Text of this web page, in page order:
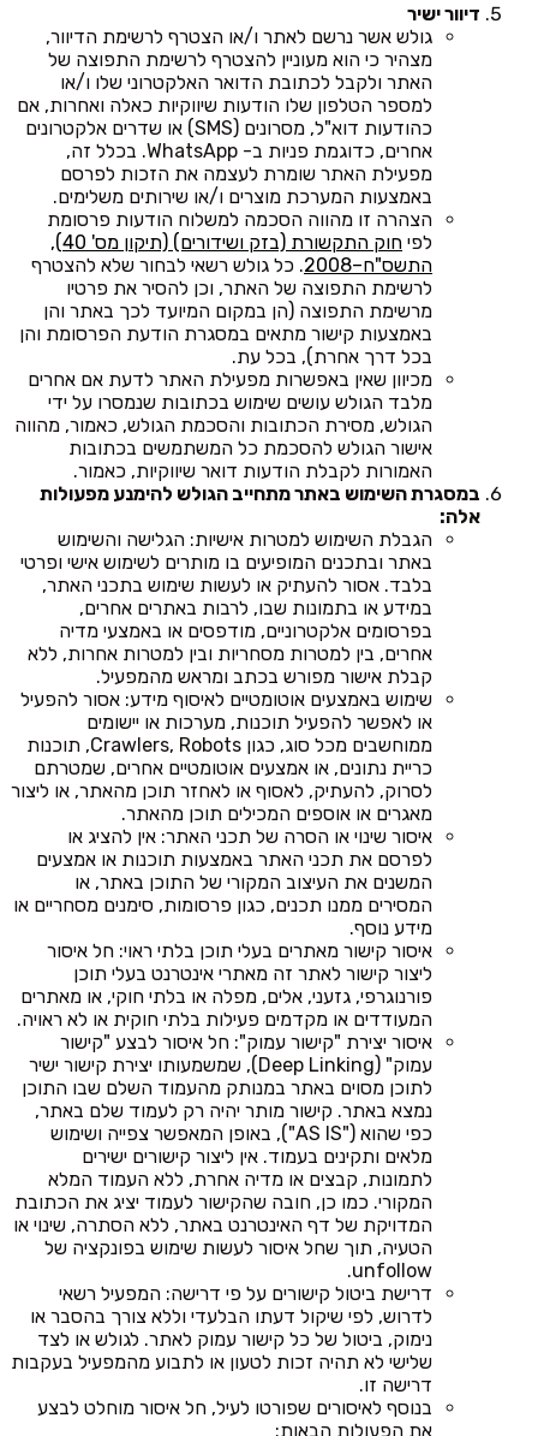
דיוור ישיר
גולש אשר נרשם לאתר ו/או הצטרף לרשימת הדיוור,
מצהיר כי הוא מעוניין להצטרף לרשימת התפוצה של
האתר ולקבל לכתובת הדואר האלקטרוני שלו ו/או
למספר הטלפון שלו הודעות שיווקיות כאלה ואחרות, אם
כהודעות דוא"ל, מסרונים (SMS) או שדרים אלקטרונים
אחרים, כדוגמת פניות ב- WhatsApp. בכלל זה,
מפעילת האתר שומרת לעצמה את הזכות לפרסם
באמצעות המערכת מוצרים ו/או שירותים משלימים.
הצהרה זו מהווה הסכמה למשלוח הודעות פרסומת
לפי
חוק התקשורת (בזק ושידורים) (תיקון מס' 40),
התשס"ח–2008
. כל גולש רשאי לבחור שלא להצטרף
לרשימת התפוצה של האתר, וכן להסיר את פרטיו
מרשימת התפוצה (הן במקום המיועד לכך באתר והן
באמצעות קישור מתאים במסגרת הודעת הפרסומת והן
בכל דרך אחרת), בכל עת.
מכיוון שאין באפשרות מפעילת האתר לדעת אם אחרים
מלבד הגולש עושים שימוש בכתובות שנמסרו על ידי
הגולש, מסירת הכתובות והסכמת הגולש, כאמור, מהווה
אישור הגולש להסכמת כל המשתמשים בכתובות
האמורות לקבלת הודעות דואר שיווקיות, כאמור.
במסגרת השימוש באתר מתחייב הגולש להימנע מפעולות
אלה:
הגבלת השימוש למטרות אישיות: הגלישה והשימוש
באתר ובתכנים המופיעים בו מותרים לשימוש אישי ופרטי
בלבד. אסור להעתיק או לעשות שימוש בתכני האתר,
במידע או בתמונות שבו, לרבות באתרים אחרים,
בפרסומים אלקטרוניים, מודפסים או באמצעי מדיה
אחרים, בין למטרות מסחריות ובין למטרות אחרות, ללא
קבלת אישור מפורש בכתב ומראש מהמפעיל.
שימוש באמצעים אוטומטיים לאיסוף מידע: אסור להפעיל
או לאפשר להפעיל תוכנות, מערכות או יישומים
ממוחשבים מכל סוג, כגון Crawlers, Robots, תוכנות
כריית נתונים, או אמצעים אוטומטיים אחרים, שמטרתם
לסרוק, להעתיק, לאסוף או לאחזר תוכן מהאתר, או ליצור
מאגרים או אוספים המכילים תוכן מהאתר.
איסור שינוי או הסרה של תכני האתר: אין להציג או
לפרסם את תכני האתר באמצעות תוכנות או אמצעים
המשנים את העיצוב המקורי של התוכן באתר, או
המסירים ממנו תכנים, כגון פרסומות, סימנים מסחריים או
מידע נוסף.
איסור קישור מאתרים בעלי תוכן בלתי ראוי: חל איסור
ליצור קישור לאתר זה מאתרי אינטרנט בעלי תוכן
פורנוגרפי, גזעני, אלים, מפלה או בלתי חוקי, או מאתרים
המעודדים או מקדמים פעילות בלתי חוקית או לא ראויה.
איסור יצירת "קישור עמוק": חל איסור לבצע "קישור
עמוק" (Deep Linking), שמשמעותו יצירת קישור ישיר
לתוכן מסוים באתר במנותק מהעמוד השלם שבו התוכן
נמצא באתר. קישור מותר יהיה רק לעמוד שלם באתר,
כפי שהוא ("AS IS"), באופן המאפשר צפייה ושימוש
מלאים ותקינים בעמוד. אין ליצור קישורים ישירים
לתמונות, קבצים או מדיה אחרת, ללא העמוד המלא
המקורי. כמו כן, חובה שהקישור לעמוד יציג את הכתובת
המדויקת של דף האינטרנט באתר, ללא הסתרה, שינוי או
הטעיה, תוך שחל איסור לעשות שימוש בפונקציה של
unfollow.
דרישת ביטול קישורים על פי דרישה: המפעיל רשאי
לדרוש, לפי שיקול דעתו הבלעדי וללא צורך בהסבר או
נימוק, ביטול של כל קישור עמוק לאתר. לגולש או לצד
שלישי לא תהיה זכות לטעון או לתבוע מהמפעיל בעקבות
דרישה זו.
בנוסף לאיסורים שפורטו לעיל, חל איסור מוחלט לבצע
את הפעולות הבאות: